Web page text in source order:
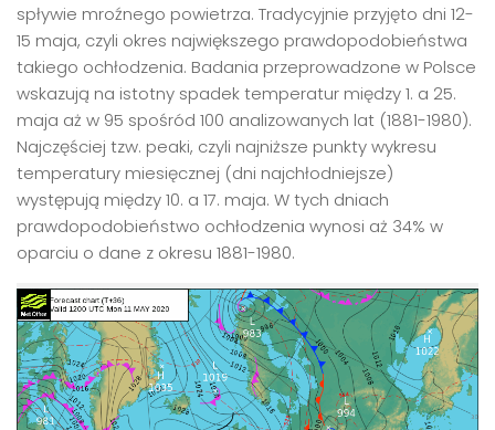
spływie mroźnego powietrza. Tradycyjnie przyjęto dni 12-
15 maja, czyli okres największego prawdopodobieństwa
takiego ochłodzenia. Badania przeprowadzone w Polsce
wskazują na istotny spadek temperatur między 1. a 25.
maja aż w 95 spośród 100 analizowanych lat (1881-1980).
Najczęściej tzw. peaki, czyli najniższe punkty wykresu
temperatury miesięcznej (dni najchłodniejsze)
występują między 10. a 17. maja. W tych dniach
prawdopodobieństwo ochłodzenia wynosi aż 34% w
oparciu o dane z okresu 1881-1980.